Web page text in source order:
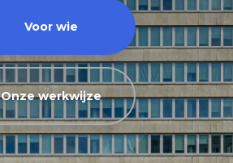
Voor wie
Onze werkwijze